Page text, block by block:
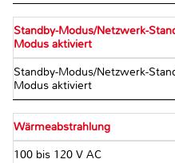
Standby-Modus/Netzwerk-
Modus aktiviert
Standby-Modus/Netzwerk-
Modus aktiviert
Wärmeabstrahlung
100 bis 120 V AC